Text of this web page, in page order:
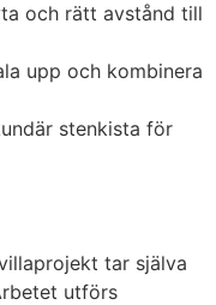
och rätt avstånd till
upp och kombinera
stenkista för
tar själva
utförs